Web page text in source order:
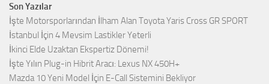
Son Yazılar
İşte Motorsporlarından İlham Alan Toyota Yaris Cross GR SPORT
İstanbul İçin 4 Mevsim Lastikler Yeterli
İkinci Elde Uzaktan Ekspertiz Dönemi!
İşte Yılın Plug-in Hibrit Aracı: Lexus NX 450H+
Mazda 10 Yeni Model İçin E-Call Sistemini Bekliyor